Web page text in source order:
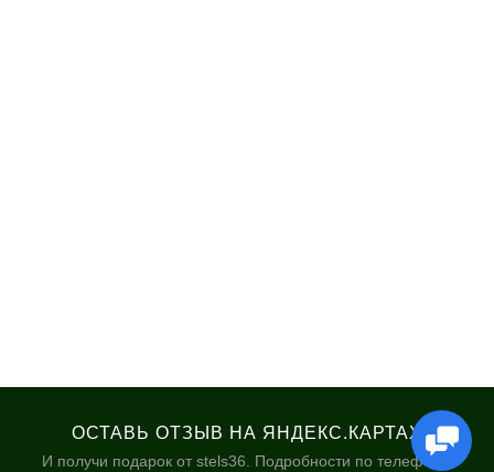
ОСТАВЬ ОТЗЫВ НА ЯНДЕКС.КАРТАХ
И получи подарок от stels36. Подробности по телефону: